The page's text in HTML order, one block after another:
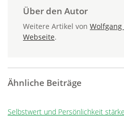
Über den Autor
Weitere Artikel von Wolfgang
Webseite.
Ähnliche Beiträge
Selbstwert und Persönlichkeit